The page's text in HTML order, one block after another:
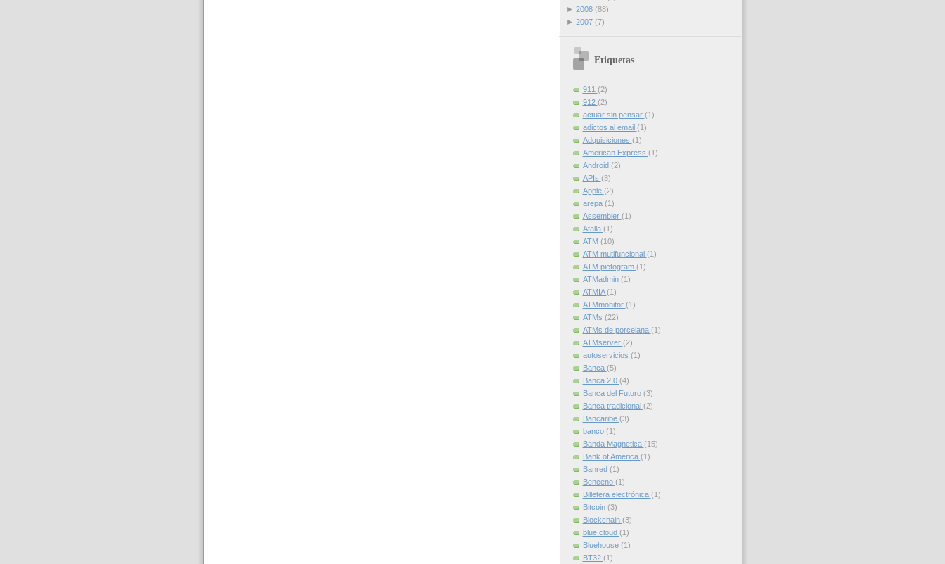
► 2008 (88)
► 2007 (7)
Etiquetas
911 (2)
912 (2)
actuar sin pensar (1)
adictos al email (1)
Adquisiciones (1)
American Express (1)
Android (2)
APIs (3)
Apple (2)
arepa (1)
Assembler (1)
Atalla (1)
ATM (10)
ATM mutifuncional (1)
ATM pictogram (1)
ATMadmin (1)
ATMIA(1)
ATMmonitor (1)
ATMs (22)
ATMs de porcelana (1)
ATMserver (2)
autoservicios (1)
Banca (5)
Banca 2.0 (4)
Banca del Futuro (3)
Banca tradicional (2)
Bancaribe (3)
banco (1)
Banda Magnetica (15)
Bank of America (1)
Banred (1)
Benceno (1)
Billetera electrónica (1)
Bitcoin (3)
Blockchain (3)
blue cloud (1)
Bluehouse (1)
BT32 (1)